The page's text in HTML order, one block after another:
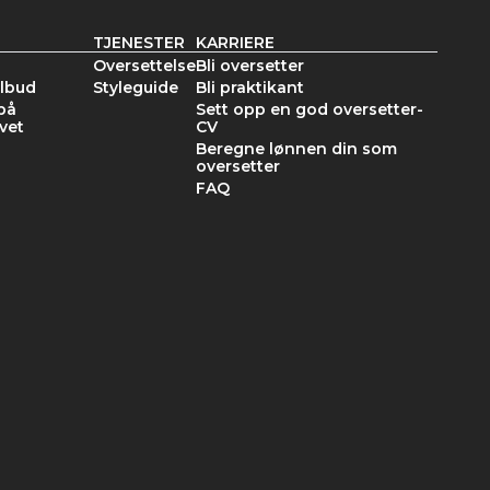
TJENESTER
Oversettelse
Styleguide
KARRIERE
Bli oversetter
Bli praktikant
Sett opp en god oversetter-
CV
Beregne lønnen din som
oversetter
FAQ